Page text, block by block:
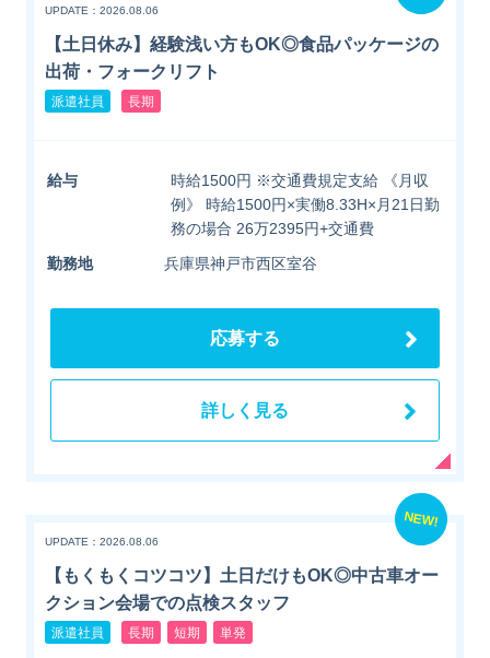
UPDATE：2026.08.06
【土日休み】経験浅い方もOK◎食品パッケージの
出荷・フォークリフト
派遣社員 長期
給与
時給1500円 ※交通費規定支給 《月収
例》 時給1500円×実働8.33H×月21日勤
務の場合 26万2395円+交通費
勤務地
兵庫県神戸市西区室谷
応募する
詳しく見る
NEW!
UPDATE：2026.08.06
【もくもくコツコツ】土日だけもOK◎中古車オー
クション会場での点検スタッフ
派遣社員 長期 短期 単発